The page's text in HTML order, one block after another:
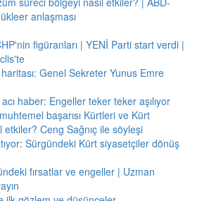
anlaşması
figüranları | YENİ Parti start verdi |
Genel Sekreter Yunus Emre
haber: Engeller teker teker aşılıyor
başarısı Kürtleri ve Kürt
etkiler? Ceng Sağnıç ile söyleşi
Sürgündeki Kürt siyasetçiler dönüş
fırsatlar ve engeller | Uzman